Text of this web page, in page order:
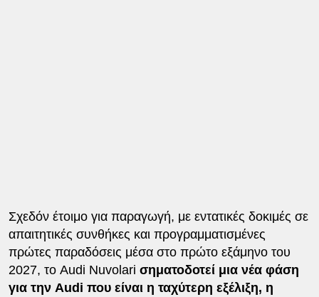
Σχεδόν έτοιμο για παραγωγή, με εντατικές δοκιμές σε
απαιτητικές συνθήκες και προγραμματισμένες
πρώτες παραδόσεις μέσα στο πρώτο εξάμηνο του
2027, το Audi Nuvolari σηματοδοτεί μια νέα φάση
για την Audi που είναι η ταχύτερη εξέλιξη, η